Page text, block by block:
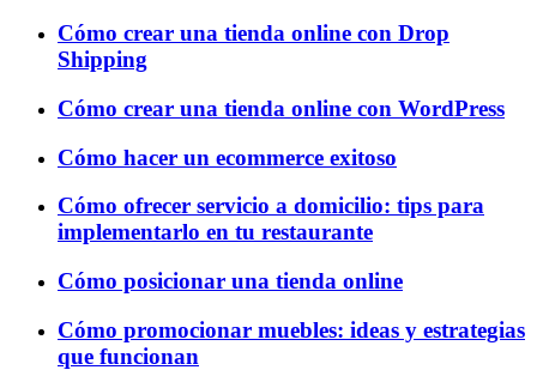
Cómo crear una tienda online con Drop
Shipping
Cómo crear una tienda online con WordPress
Cómo hacer un ecommerce exitoso
Cómo ofrecer servicio a domicilio: tips para
implementarlo en tu restaurante
Cómo posicionar una tienda online
Cómo promocionar muebles: ideas y estrategias
que funcionan